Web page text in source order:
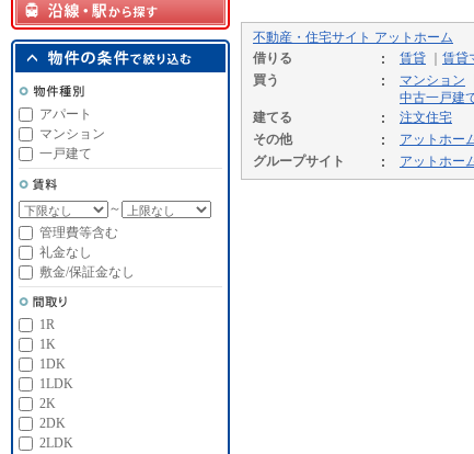
不動産・住宅サイト アットホーム
借りる
賃貸 賃貸
買う
マンション
中古一戸建
建てる
注文住宅
その他
アットホー
グループサイト
アットホー
アパート
マンション
一戸建て
～
管理費等含む
礼金なし
敷金/保証金なし
1R
1K
1DK
1LDK
2K
2DK
2LDK